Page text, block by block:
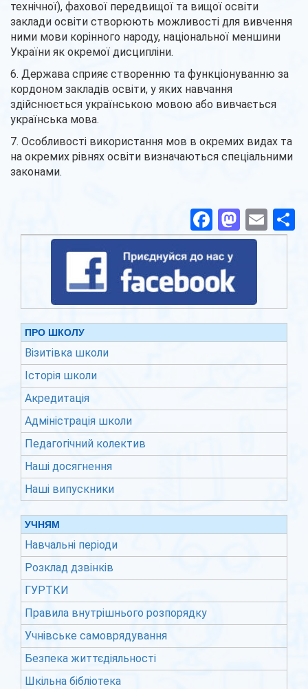
технічної), фахової передвищої та вищої освіти
заклади освіти створюють можливості для вивчення
ними мови корінного народу, національної меншини
України як окремої дисципліни.
6. Держава сприяє створенню та функціонуванню за
кордоном закладів освіти, у яких навчання
здійснюється українською мовою або вивчається
українська мова.
7. Особливості використання мов в окремих видах та
на окремих рівнях освіти визначаються спеціальними
законами.
Facebook
ПРО ШКОЛУ
Візитівка школи
Історія школи
Акредитація
Адміністрація школи
Педагогічний колектив
Наші досягнення
Наші випускники
УЧНЯМ
Навчальні періоди
Розклад дзвінків
ГУРТКИ
Правила внутрішнього розпорядку
Учнівське самоврядування
Безпека життєдіяльності
Шкільна бібліотека